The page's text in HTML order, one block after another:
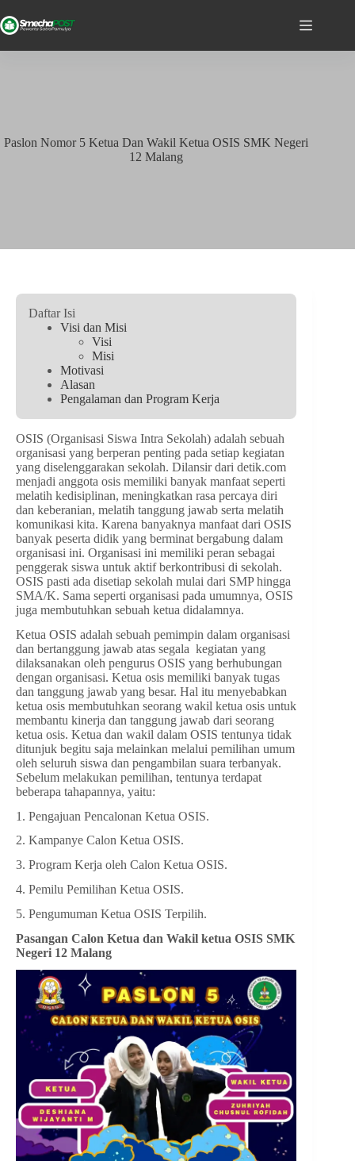
Paslon Nomor 5 Ketua Dan Wakil Ketua OSIS SMK Negeri
12 Malang
Daftar Isi
Visi dan Misi
Visi
Misi
Motivasi
Alasan
Pengalaman dan Program Kerja
OSIS (Organisasi Siswa Intra Sekolah) adalah sebuah
organisasi yang berperan penting pada setiap kegiatan
yang diselenggarakan sekolah. Dilansir dari detik.com
menjadi anggota osis memiliki banyak manfaat seperti
melatih kedisiplinan, meningkatkan rasa percaya diri
dan keberanian, melatih tanggung jawab serta melatih
komunikasi kita. Karena banyaknya manfaat dari OSIS
banyak peserta didik yang berminat bergabung dalam
organisasi ini. Organisasi ini memiliki peran sebagai
penggerak siswa untuk aktif berkontribusi di sekolah.
OSIS pasti ada disetiap sekolah mulai dari SMP hingga
SMA/K. Sama seperti organisasi pada umumnya, OSIS
juga membutuhkan sebuah ketua didalamnya.
Ketua OSIS adalah sebuah pemimpin dalam organisasi
dan bertanggung jawab atas segala kegiatan yang
dilaksanakan oleh pengurus OSIS yang berhubungan
dengan organisasi. Ketua osis memiliki banyak tugas
dan tanggung jawab yang besar. Hal itu menyebabkan
ketua osis membutuhkan seorang wakil ketua osis untuk
membantu kinerja dan tanggung jawab dari seorang
ketua osis. Ketua dan wakil dalam OSIS tentunya tidak
ditunjuk begitu saja melainkan melalui pemilihan umum
oleh seluruh siswa dan pengambilan suara terbanyak.
Sebelum melakukan pemilihan, tentunya terdapat
beberapa tahapannya, yaitu:
1. Pengajuan Pencalonan Ketua OSIS.
2. Kampanye Calon Ketua OSIS.
3. Program Kerja oleh Calon Ketua OSIS.
4. Pemilu Pemilihan Ketua OSIS.
5. Pengumuman Ketua OSIS Terpilih.
Pasangan Calon Ketua dan Wakil ketua OSIS SMK
Negeri 12 Malang